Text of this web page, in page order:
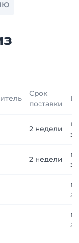
Срок
поставки
2 недели
по
2 недели
по
по
по